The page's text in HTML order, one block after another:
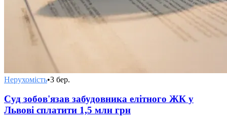
Нерухомість•3 бер.
Суд зобов'язав забудовника елітного ЖК у
Львові сплатити 1,5 млн грн